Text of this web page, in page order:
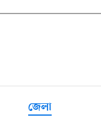
জেলা